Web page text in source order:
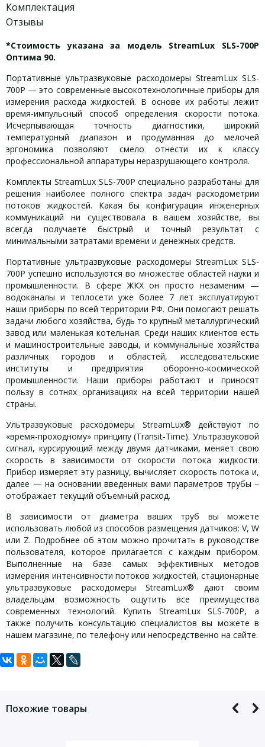
Комплектация
Отзывы
*Стоимость указана за модель StreamLux SLS-700P
Оптима 90.
Портативные ультразвуковые расходомеры StreamLux SLS-
700P — это современные высокотехнологичные приборы для
измерения расхода жидкостей. В основе их работы лежит
время-импульсный способ определения скорости потока.
Исчерпывающая точность диагностики, широкий
температурный диапазон и продуманная до мелочей
эргономика позволяют смело отнести их к классу
профессиональной аппаратуры неразрушающего контроля.
Комплекты StreamLux SLS-700P специально разработаны для
решения наиболее полного спектра задач расходометрии
потоков жидкостей. Какая бы конфигурация инженерных
коммуникаций ни существовала в вашем хозяйстве, вы
всегда получаете быстрый и точный результат с
минимальными затратами времени и денежных средств.
Портативные ультразвуковые расходомеры StreamLux SLS-
700P успешно используются во множестве областей науки и
промышленности. В сфере ЖКХ он просто незаменим —
водоканалы и теплосети уже более 7 лет эксплуатируют
наши приборы по всей территории РФ. Они помогают решать
задачи любого хозяйства, будь то крупный металлургический
завод или маленькая котельная. Среди наших клиентов есть
и машиностроительные заводы, и коммунальные хозяйства
различных городов и областей, исследовательские
институты и предприятия оборонно-космической
промышленности. Наши приборы работают и приносят
пользу в сотнях организациях на всей территории нашей
страны.
Ультразвуковые расходомеры StreamLux® действуют по
«время-проходному» принципу (Transit-Time). Ультразвуковой
сигнал, курсирующий между двумя датчиками, меняет свою
скорость в зависимости от скорости потока жидкости.
Прибор измеряет эту разницу, вычисляет скорость потока и,
далее — на основании введенных вами параметров трубы –
отображает текущий объемный расход.
В зависимости от диаметра ваших труб вы можете
использовать любой из способов размещения датчиков: V, W
или Z. Подробнее об этом можно прочитать в руководстве
пользователя, которое прилагается с каждым прибором.
Выполненные на базе самых эффективных методов
измерения интенсивности потоков жидкостей, стационарные
ультразвуковые расходомеры StreamLux® дают своим
владельцам возможность ощутить все преимущества
современных технологий. Купить StreamLux SLS-700P, а
также получить консультацию специалистов вы можете в
нашем магазине, по телефону или непосредственно на сайте.
Технические характеристики:
трубопровода
Комплектация:
комплекты кабелей,
Задать вопрос
Похожие товары